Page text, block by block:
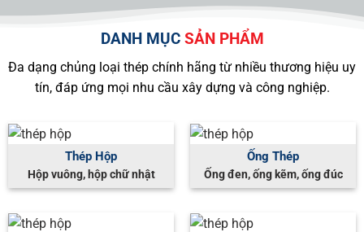
DANH MỤC SẢN PHẨM
Đa dạng chủng loại thép chính hãng từ nhiều thương hiệu uy
tín, đáp ứng mọi nhu cầu xây dựng và công nghiệp.
Thép Hộp
Hộp vuông, hộp chữ nhật
Ống Thép
Ống đen, ống kẽm, ống đúc